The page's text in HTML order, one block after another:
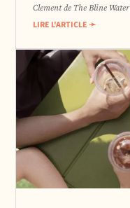
Clement de The Bline Water
LIRE L'ARTICLE ➛